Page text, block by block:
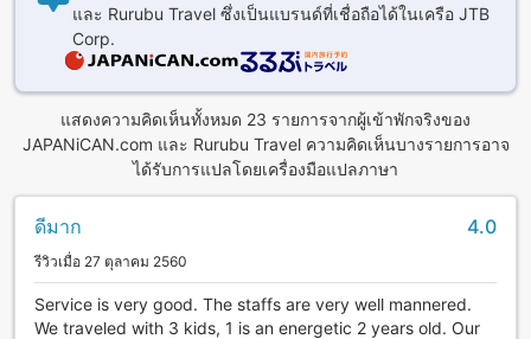
และ Rurubu Travel ซึ่งเป็นแบรนด์ที่เชื่อถือได้ในเครือ JTB
Corp.
แสดงความคิดเห็นทั้งหมด 23 รายการจากผู้เข้าพักจริงของ
JAPANiCAN.com และ Rurubu Travel ความคิดเห็นบางรายการอาจ
ได้รับการแปลโดยเครื่องมือแปลภาษา
ดีมาก 4.0
รีวิวเมื่อ 27 ตุลาคม 2560
Service is very good. The staffs are very well mannered.
We traveled with 3 kids, 1 is an energetic 2 years old. Our